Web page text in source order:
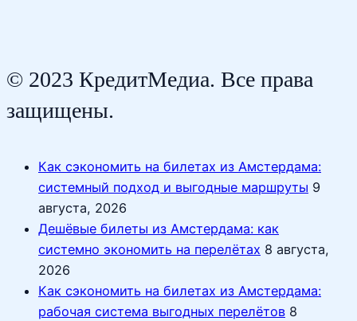
© 2023 КредитМедиа. Все права
защищены.
Как сэкономить на билетах из Амстердама:
системный подход и выгодные маршруты 9
августа, 2026
Дешёвые билеты из Амстердама: как
системно экономить на перелётах 8 августа,
2026
Как сэкономить на билетах из Амстердама:
рабочая система выгодных перелётов 8